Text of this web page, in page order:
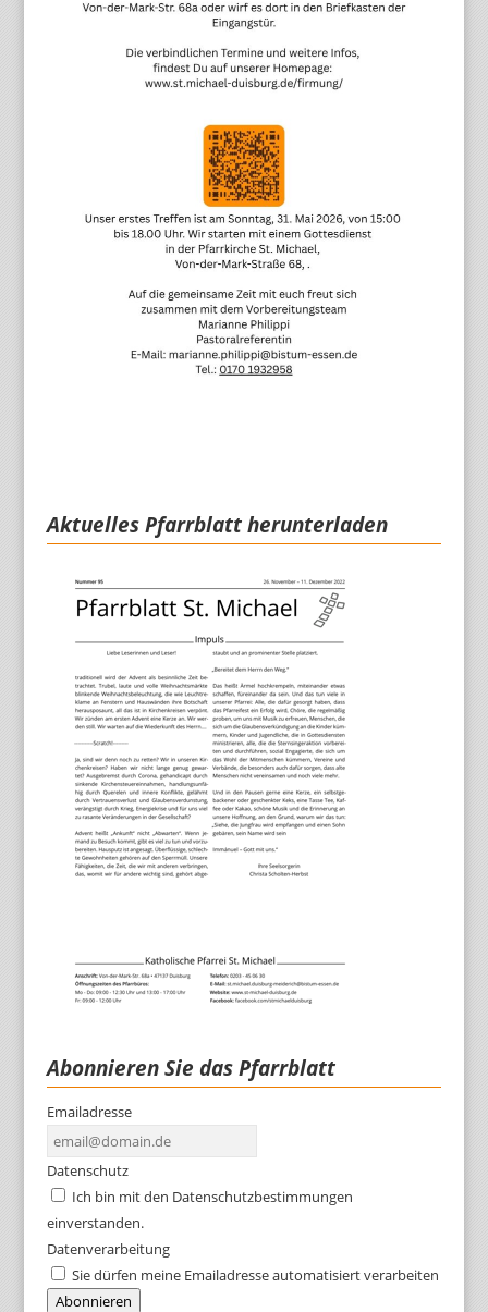
Aktuelles Pfarrblatt herunterladen
Abonnieren Sie das Pfarrblatt
Emailadresse
Datenschutz
Ich bin mit den Datenschutzbestimmungen
einverstanden.
Datenverarbeitung
Sie dürfen meine Emailadresse automatisiert verarbeiten
Abonnieren